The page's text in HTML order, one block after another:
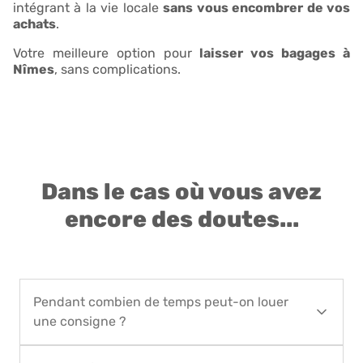
intégrant à la vie localesans vous encombrer de vos
achats.
Votre meilleure option pour laisser vos bagages à
Nîmes, sans complications.
Dans le cas où vous avez
encore des doutes...
Pendant combien de temps peut-on louer
une consigne ?